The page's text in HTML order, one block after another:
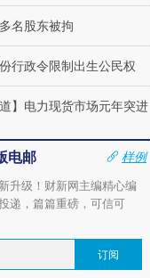
名股东被拘
行政令限制出生公民权
道】电力现货市场元年突进
电邮
样例
升级！财新网主编精心编
递，篇篇重磅，可信可
订阅